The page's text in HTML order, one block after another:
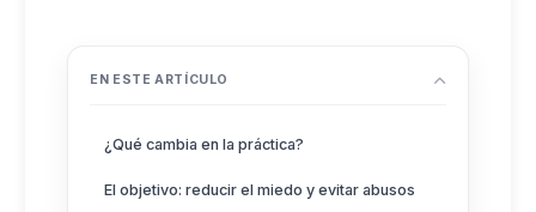
EN ESTE ARTÍCULO
¿Qué cambia en la práctica?
El objetivo: reducir el miedo y evitar abusos